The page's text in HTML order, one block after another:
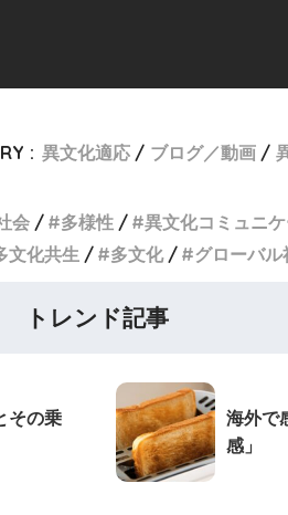
: 異文化適応 ブログ／動画
会 多様性 異文化コミュニ
文化共生
多文化 グローバル
トレンド記事
その乗
海外で
感」